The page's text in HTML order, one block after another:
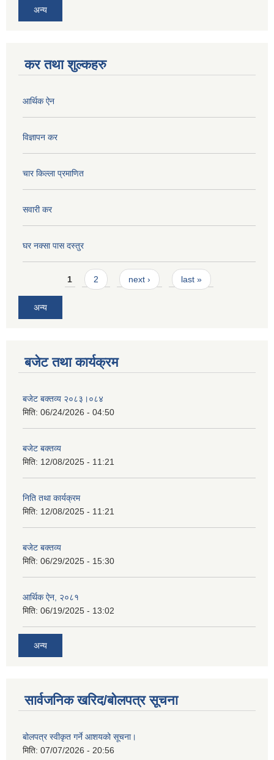
अन्य
कर तथा शुल्कहरु
आर्थिक ऐन
विज्ञापन कर
चार किल्ला प्रमाणित
सवारी कर
घर नक्सा पास दस्तुर
Pages1 2 next › last »
अन्य
बजेट तथा कार्यक्रम
बजेट बक्तव्य २०८३।०८४
मिति: 06/24/2026 - 04:50
बजेट बक्तव्य
मिति: 12/08/2025 - 11:21
निति तथा कार्यक्रम
मिति: 12/08/2025 - 11:21
बजेट बक्तव्य
मिति: 06/29/2025 - 15:30
आर्थिक ऐन, २०८१
मिति: 06/19/2025 - 13:02
अन्य
सार्वजनिक खरिद/बोलपत्र सूचना
बोलपत्र स्वीकृत गर्ने आशयको सूचना।
मिति: 07/07/2026 - 20:56